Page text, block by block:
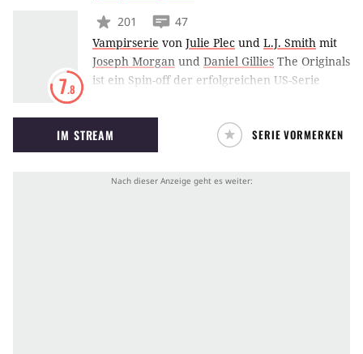
7.8
201
47
Vampirserie von Julie Plec und L.J. Smith mit
Joseph Morgan und Daniel Gillies The Originals
ist ein Spin-off der erfolgreichen US-Serie
Mikaelson in den Vordergrund. Der Hybrid
Klaus kehrt nach New Orleans zurück, einer
Stadt, die er damals mitbegründet hat. Seine
Vampire Diaries werden ebenfalls Teil der
IM STREAM SERIE VORMERKEN